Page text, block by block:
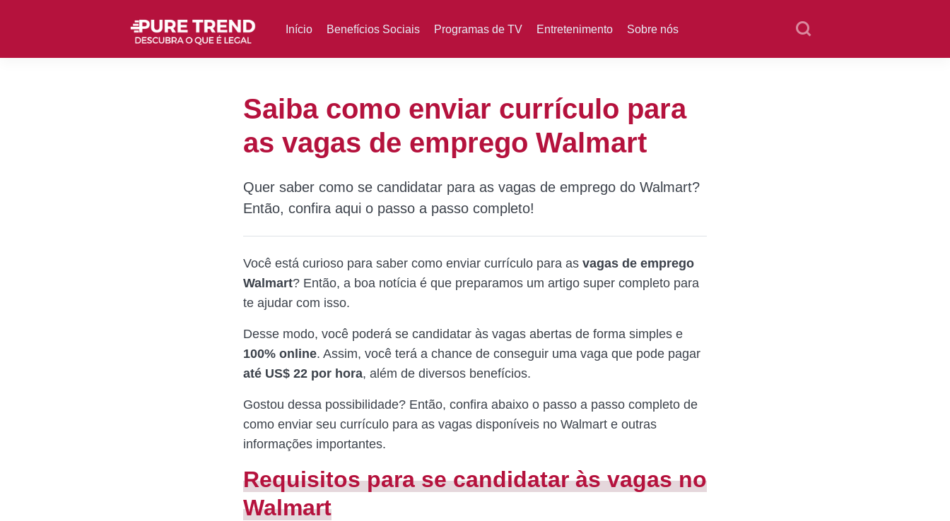
Início Benefícios Sociais Programas de TV Entretenimento Sobre nós
Saiba como enviar currículo para
as vagas de emprego Walmart
Quer saber como se candidatar para as vagas de emprego do Walmart?
Então, confira aqui o passo a passo completo!
Você está curioso para saber como enviar currículo para as vagas de emprego
Walmart? Então, a boa notícia é que preparamos um artigo super completo para
te ajudar com isso.
Desse modo, você poderá se candidatar às vagas abertas de forma simples e
100% online. Assim, você terá a chance de conseguir uma vaga que pode pagar
até US$ 22 por hora, além de diversos benefícios.
Gostou dessa possibilidade? Então, confira abaixo o passo a passo completo de
como enviar seu currículo para as vagas disponíveis no Walmart e outras
informações importantes.
Requisitos para se candidatar às vagas no
Walmart